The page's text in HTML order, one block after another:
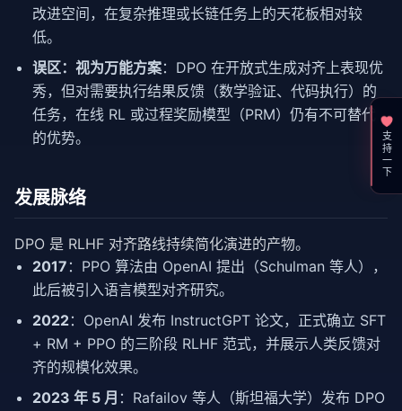
改进空间，在复杂推理或长链任务上的天花板相对较
低。
误区：视为万能方案：DPO 在开放式生成对齐上表现优
秀，但对需要执行结果反馈（数学验证、代码执行）的
任务，在线 RL 或过程奖励模型（PRM）仍有不可替代
的优势。
发展脉络
DPO 是 RLHF 对齐路线持续简化演进的产物。
2017 ：PPO 算法由 OpenAI 提出（Schulman 等人），
此后被引入语言模型对齐研究。
2022：OpenAI 发布 InstructGPT 论文，正式确立 SFT
+ RM + PPO 的三阶段 RLHF 范式，并展示人类反馈对
齐的规模化效果。
2023 年 5 月 ：Rafailov 等人（斯坦福大学）发布 DPO
支持一下